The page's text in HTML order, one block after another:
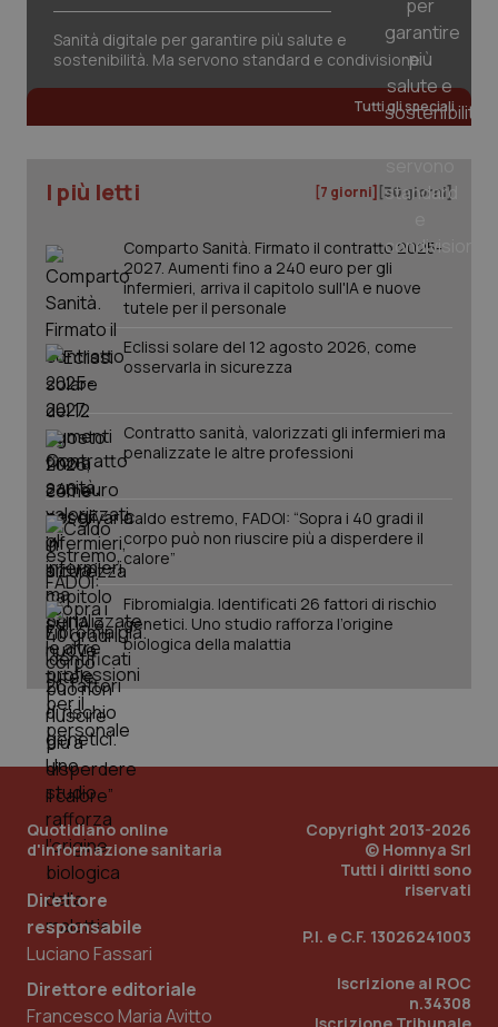
Sanità digitale per garantire più salute e
sostenibilità. Ma servono standard e condivisione
Tutti gli speciali
I più letti [7 giorni] [30 giorni]
Comparto Sanità. Firmato il contratto 2025-
2027. Aumenti fino a 240 euro per gli
infermieri, arriva il capitolo sull'IA e nuove
tutele per il personale
Eclissi solare del 12 agosto 2026, come
osservarla in sicurezza
Contratto sanità, valorizzati gli infermieri ma
penalizzate le altre professioni
Caldo estremo, FADOI: “Sopra i 40 gradi il
corpo può non riuscire più a disperdere il
calore”
Fibromialgia. Identificati 26 fattori di rischio
genetici. Uno studio rafforza l’origine
biologica della malattia
Quotidiano online
d'informazione sanitaria
Direttore
responsabile
Luciano Fassari
Direttore editoriale
Francesco Maria Avitto
Copyright 2013-2026
© Homnya Srl
Tutti i diritti sono
riservati
P.I. e C.F. 13026241003
Iscrizione al ROC
n.34308
tracking-sites-ironfish-
www.quotidianosanita.it
PHPSESSID